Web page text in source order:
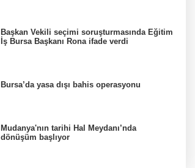
Başkan Vekili seçimi soruşturmasında Eğitim
İş Bursa Başkanı Rona ifade verdi
Bursa’da yasa dışı bahis operasyonu
Mudanya'nın tarihi Hal Meydanı’nda
dönüşüm başlıyor